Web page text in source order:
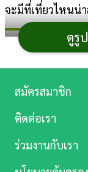
จะมีที่เที่ยวไหนน่า
ที่เ
1. ศาลเจ้าพ่อ
สถานที่ท่องเที่ย
ดูรู
บันเทิง
ดู
Music
สมัครสมาชิก
ติดต่อเรา
ร่วมงานกับเรา